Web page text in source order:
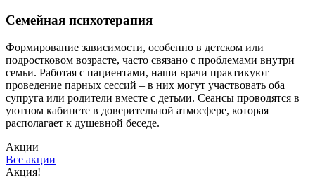
Семейная психотерапия
Формирование зависимости, особенно в детском или
подростковом возрасте, часто связано с проблемами внутри
семьи. Работая с пациентами, наши врачи практикуют
проведение парных сессий – в них могут участвовать оба
супруга или родители вместе с детьми. Сеансы проводятся в
уютном кабинете в доверительной атмосфере, которая
располагает к душевной беседе.
Акции
Все акции
Акция!